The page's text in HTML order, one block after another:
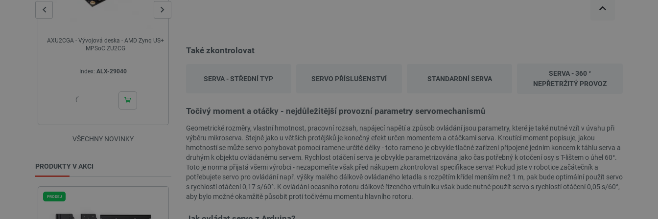
3D tiskárna - Bambu Lab X1 Carbon Combo -
Výprodej
Index:OUT-29356
Rational Guardian
VŠECHNY NOVINKY
PRODUKTY V AKCI
PRODEJ PRODEJ PRODEJ
Také zkontrolovat
SERVA - STŘEDNÍ TYP SERVO PŘÍSLUŠENSTVÍ STANDARDNÍ SERVA
SERVA - 360 °
NEPŘETRŽITÝ PROVOZ
Točivý moment a otáčky - nejdůležitější provozní parametry servomechanismů
Geometrické rozměry, vlastní hmotnost, pracovní rozsah, napájecí napětí a způsob ovládání jsou parametry, které je také nutné vzít v úvahu při
výběru mikroserva. Stejně jako u větších protějšků je konečný efekt určen momentem a otáčkami serva. Kroutící moment popisuje, jakou
hmotností se může servo pohybovat pomocí ramene určité délky - toto rameno je obvykle tlačné zařízení připojené jedním koncem k táhlu serva a
druhým k objektu ovládanému servem. Rychlost otáčení serva je obvykle parametrizována jako čas potřebný k otočení osy s T-lištem o úhel 60°.
Toto je norma přijatá všemi výrobci - nezapomeňte však před nákupem zkontrolovat specifikace serva! Pokud jste v robotice začátečník a
potřebujete servo pro ovládání např. výšky malého dálkově ovládaného letadla s rozpětím křídel menším než 1 m, pak bude optimální použít servo
s rychlostí otáčení 0,17 s/60°. K ovládání ocasního rotoru dálkově řízeného vrtulníku však bude nutné použít servo s rychlostí otáčení 0,05 s/60°,
aby bylo možné okamžitě působit proti točivému momentu hlavního rotoru.
daný web, ale dobrým příkladem je udržování přihlášeného stavu uživatele
stejný server, což zvyšuje výkonnost webových stránek a uživatelský komfort.
critData botland.cz
9 minut
51 sekund
Tento soubor cookie se používá k ukládání kritických uživatelských údajů pro
zvýšení výkonnosti a funkčnosti webových stránek, což zajišťuje více
personalizované uživatelské zkušenosti.
botland.cz
9 minut
52 sekund
Tento soubor cookie slouží k uložení identifikátoru pro účet, který je
momentálně přihlášen na webové stránce. Hraje klíčovou roli při umožnění
základních funkcí souvisejících s uživatelskými relacemi a správou účtů.
Storage declaration
Storage type